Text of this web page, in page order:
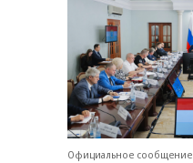
Официальное сообщение